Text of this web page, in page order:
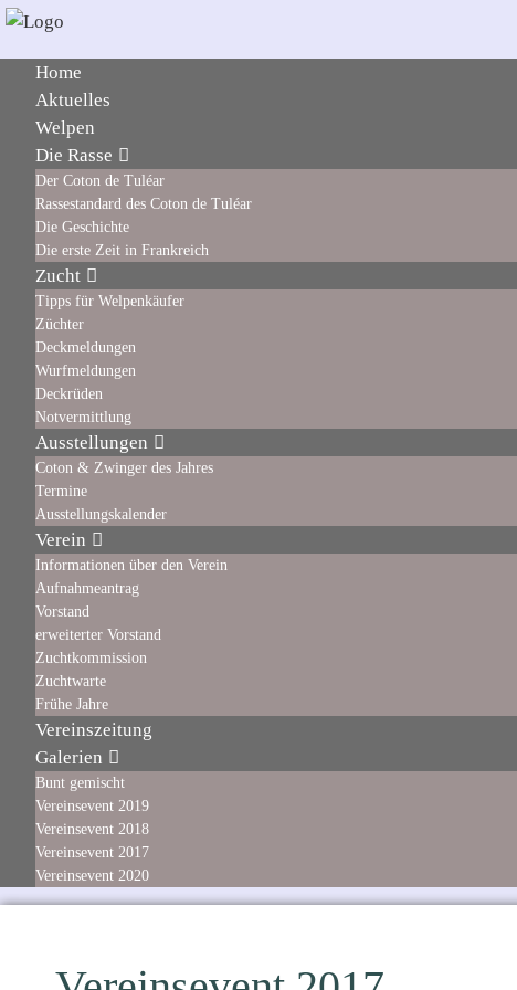
Home
Aktuelles
Welpen
Die Rasse
Der Coton de Tuléar
Rassestandard des Coton de Tuléar
Die Geschichte
Die erste Zeit in Frankreich
Zucht
Tipps für Welpenkäufer
Züchter
Deckmeldungen
Wurfmeldungen
Deckrüden
Notvermittlung
Ausstellungen
Coton & Zwinger des Jahres
Termine
Ausstellungskalender
Verein
Informationen über den Verein
Aufnahmeantrag
Vorstand
erweiterter Vorstand
Zuchtkommission
Zuchtwarte
Frühe Jahre
Vereinszeitung
Galerien
Bunt gemischt
Vereinsevent 2019
Vereinsevent 2018
Vereinsevent 2017
Vereinsevent 2020